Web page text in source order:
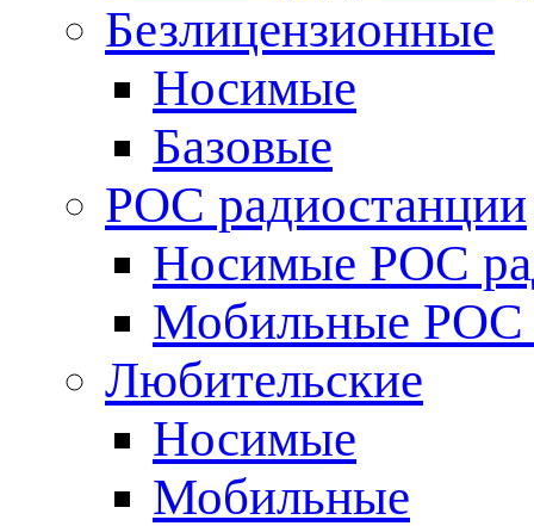
Безлицензионные
Носимые
Базовые
POC радиостанции
Носимые POC
Мобильные POC
Любительские
Носимые
Мобильные